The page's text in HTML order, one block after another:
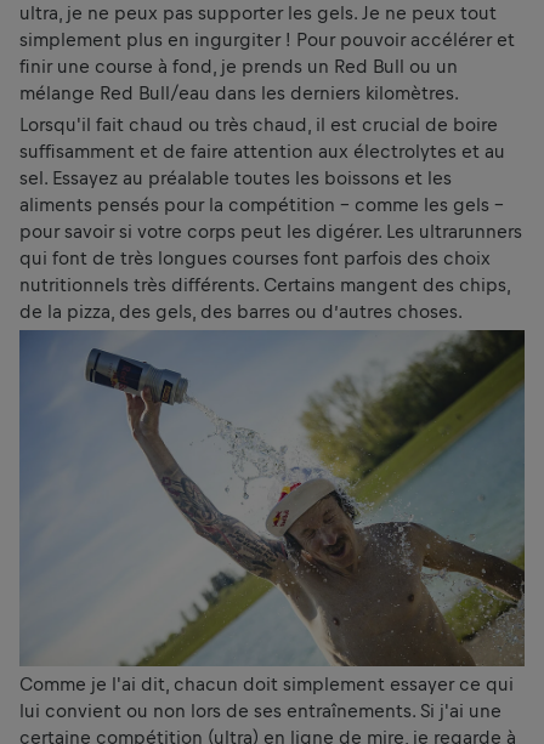
ultra, je ne peux pas supporter les gels. Je ne peux tout
simplement plus en ingurgiter ! Pour pouvoir accélérer et
finir une course à fond, je prends un Red Bull ou un
mélange Red Bull/eau dans les derniers kilomètres.
Lorsqu'il fait chaud ou très chaud, il est crucial de boire
suffisamment et de faire attention aux électrolytes et au
sel. Essayez au préalable toutes les boissons et les
aliments pensés pour la compétition - comme les gels -
pour savoir si votre corps peut les digérer. Les ultrarunners
qui font de très longues courses font parfois des choix
nutritionnels très différents. Certains mangent des chips,
de la pizza, des gels, des barres ou d’autres choses.
Comme je l'ai dit, chacun doit simplement essayer ce qui
lui convient ou non lors de ses entraînements. Si j'ai une
certaine compétition (ultra) en ligne de mire, je regarde à